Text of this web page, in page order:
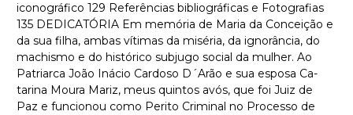
iconográfico 129 Referências bibliográficas e Fotografias
135 DEDICATÓRIA Em memória de Maria da Conceição e
da sua filha, ambas vítimas da miséria, da ignorância, do
machismo e do histórico subjugo social da mulher. Ao
Patriarca João Inácio Cardoso D´Arão e sua esposa Ca-
tarina Moura Mariz, meus quintos avós, que foi Juiz de
Paz e funcionou como Perito Criminal no Processo de